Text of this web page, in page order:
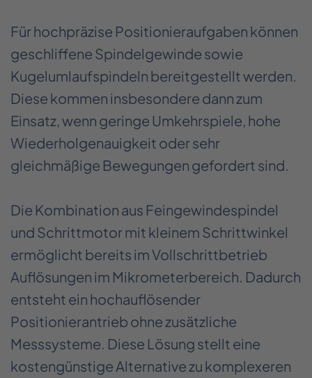
Für hochpräzise Positionieraufgaben können
geschliffene Spindelgewinde sowie
Kugelumlaufspindeln bereitgestellt werden.
Diese kommen insbesondere dann zum
Einsatz, wenn geringe Umkehrspiele, hohe
Wiederholgenauigkeit oder sehr
gleichmäßige Bewegungen gefordert sind.
Die Kombination aus Feingewindespindel
und Schrittmotor mit kleinem Schrittwinkel
ermöglicht bereits im Vollschrittbetrieb
Auflösungen im Mikrometerbereich. Dadurch
entsteht ein hochauflösender
Positionierantrieb ohne zusätzliche
Messsysteme. Diese Lösung stellt eine
kostengünstige Alternative zu komplexeren